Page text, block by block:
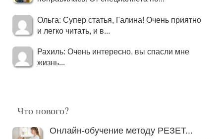
Ольга: Супер статья, Галина! Очень приятно
и легко читать, и в...
Рахиль: Очень интересно, вы спасли мне
жизнь...
Что нового?
Онлайн-обучение методу РЕЗЕТ...